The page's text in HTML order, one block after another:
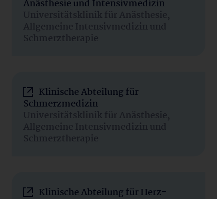
Anästhesie und Intensivmedizin
Universitätsklinik für Anästhesie,
Allgemeine Intensivmedizin und
Schmerztherapie
Klinische Abteilung für
Schmerzmedizin
Universitätsklinik für Anästhesie,
Allgemeine Intensivmedizin und
Schmerztherapie
Klinische Abteilung für Herz-